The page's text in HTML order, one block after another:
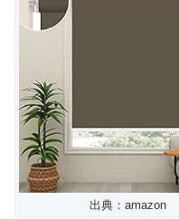
出典：amazon